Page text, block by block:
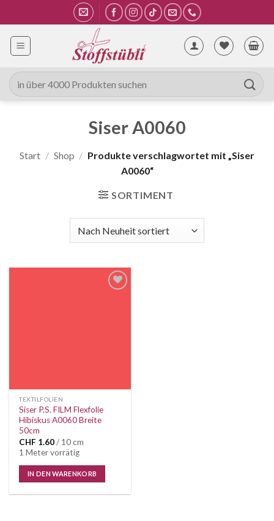
Inhalt
springen
Suche
nach:
Siser A0060
Start / Shop / Produkte verschlagwortet mit „Siser
A0060“
SORTIMENT
TEXTILFOLIEN
Siser P.S. FILM Flexfolie
Hibiskus A0060 Breite
50cm
CHF 1.60/ 10 cm
1 Meter vorrätig
IN DEN WARENKORB